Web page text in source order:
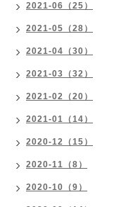
2021-06（25）
2021-05（28）
2021-04（30）
2021-03（32）
2021-02（20）
2021-01（14）
2020-12（15）
2020-11（8）
2020-10（9）